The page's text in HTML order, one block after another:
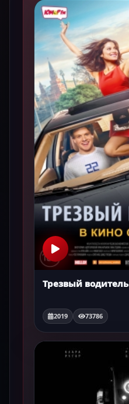
Трезвый водитель
2019 73786